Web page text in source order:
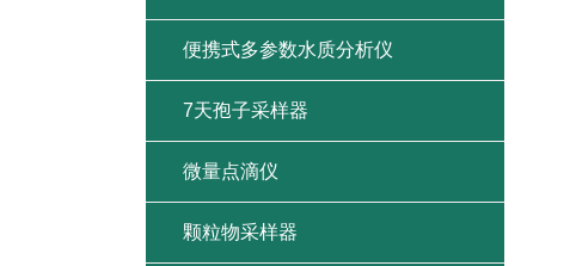
便携式多参数水质分析仪
7天孢子采样器
微量点滴仪
颗粒物采样器